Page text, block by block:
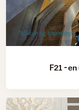
Skole og barnehage
F21 -